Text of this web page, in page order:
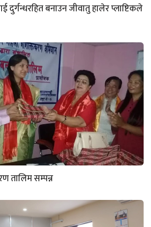
दुर्गन्धरहित बनाउन जीवातु हालेर प्लाष्टिकले
तालिम सम्पन्न